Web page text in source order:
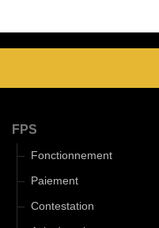
FPS
Fonctionnement
Paiement
Contestation